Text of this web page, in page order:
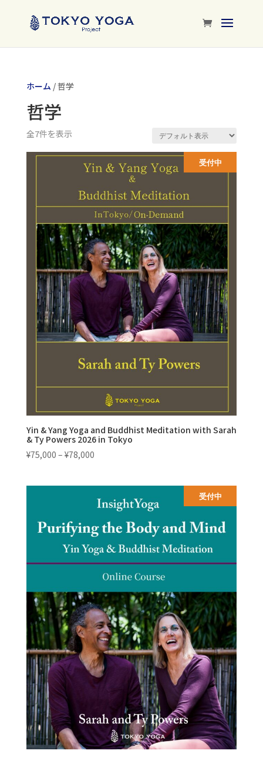
ホーム / 哲学
哲学
全7件を表示
受付中
Yin & Yang Yoga and Buddhist Meditation with Sarah
& Ty Powers 2026 in Tokyo
¥75,000 – ¥78,000価
–
¥78,000
受付中